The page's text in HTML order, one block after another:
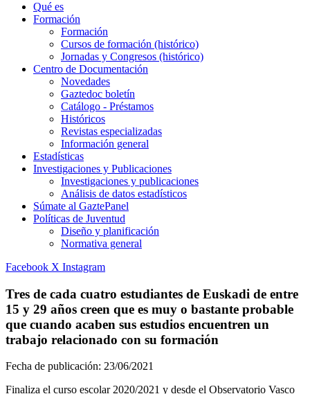
Qué es
Formación
Formación
Cursos de formación (histórico)
Jornadas y Congresos (histórico)
Centro de Documentación
Novedades
Gaztedoc boletín
Catálogo - Préstamos
Históricos
Revistas especializadas
Información general
Estadísticas
Investigaciones y Publicaciones
Investigaciones y publicaciones
Análisis de datos estadísticos
Súmate al GaztePanel
Políticas de Juventud
Diseño y planificación
Normativa general
Facebook X Instagram
Tres de cada cuatro estudiantes de Euskadi de entre
15 y 29 años creen que es muy o bastante probable
que cuando acaben sus estudios encuentren un
trabajo relacionado con su formación
Fecha de publicación: 23/06/2021
Finaliza el curso escolar 2020/2021 y desde el Observatorio Vasco